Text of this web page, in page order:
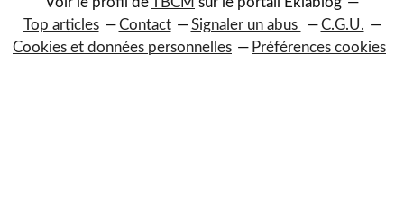
Top articles
Contact Signaler un abus
C.G.U.
Cookies et données personnelles
Préférences cookies